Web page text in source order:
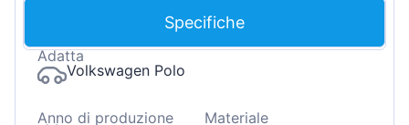
Specifiche
Adatta
Volkswagen Polo
Anno di produzione
Materiale